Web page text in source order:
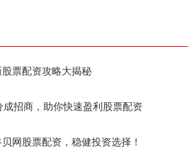
票配资攻略大揭秘
招商，助你快速盈利股票配资
网股票配资，稳健投资选择！